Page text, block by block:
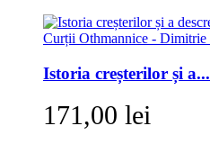
Istoria creșterilor și a...
171,00 lei